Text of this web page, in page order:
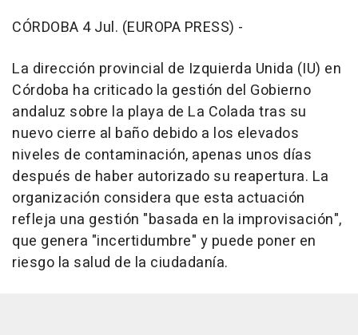
CÓRDOBA 4 Jul. (EUROPA PRESS) -
La dirección provincial de Izquierda Unida (IU) en
Córdoba ha criticado la gestión del Gobierno
andaluz sobre la playa de La Colada tras su
nuevo cierre al baño debido a los elevados
niveles de contaminación, apenas unos días
después de haber autorizado su reapertura. La
organización considera que esta actuación
refleja una gestión "basada en la improvisación",
que genera "incertidumbre" y puede poner en
riesgo la salud de la ciudadanía.